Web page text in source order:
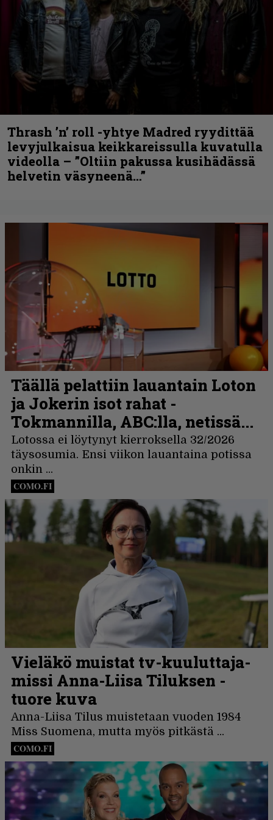
Thrash ’n’ roll -yhtye Madred ryydittää
levyjulkaisua keikkareissulla kuvatulla
videolla – ”Oltiin pakussa kusihädässä
helvetin väsyneenä…”